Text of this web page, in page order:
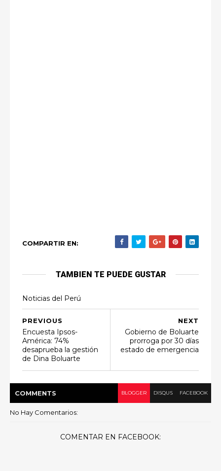
COMPARTIR EN:
TAMBIEN TE PUEDE GUSTAR
Noticias del Perú
NEXT
Gobierno de Boluarte
prorroga por 30 días
estado de emergencia
PREVIOUS
Encuesta Ipsos-
América: 74%
desaprueba la gestión
de Dina Boluarte
COMMENTS BLOGGER DISQUS FACEBOOK
No Hay Comentarios:
COMENTAR EN FACEBOOK: